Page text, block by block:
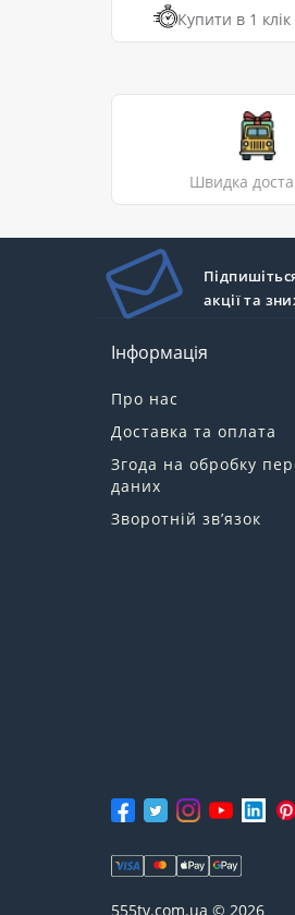
Купити в 1 клік
Швидка
акції та
Інформація
Про нас
Доставка та оплата
Згода на обробку
даних
Зворотній зв’язок
555tv.com.ua © 2026